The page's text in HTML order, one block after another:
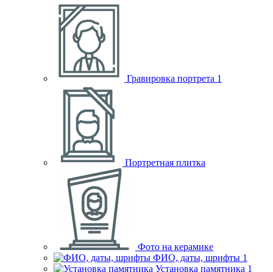
Гравировка портрета 1
Портретная плитка
Фото на керамике
ФИО, даты, шрифты 1
Установка памятника 1